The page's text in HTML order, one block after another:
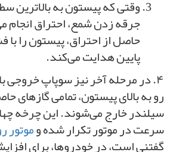
وقتی که پیستون به بالاترین
جرقه زدن شمع، احتراق انجام
حاصل از احتراق، پیستون را با
پایین هدایت می‌کند.
۴. در مرحله آخر نیز سوپاپ خروجی
رو به بالای پیستون، تمامی گازهای
سیلندر خارج می‌شوند. این چرخه
سرعت در موتور تکرار شده وموتور
گفتنی است، در خودروها، برای